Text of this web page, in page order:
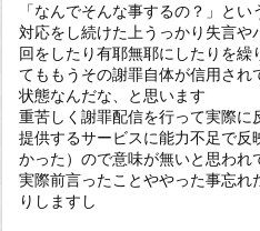
「なんでそんな事するの？」と
対応をし続けた上うっかり失言
回をしたり有耶無耶にしたりを
てももうその謝罪自体が信用さ
状態なんだな、と思います
重苦しく謝罪配信を行って実際
提供するサービスに能力不足で反
かった）ので意味が無いと思われ
実際前言ったことややった事忘
りしますし